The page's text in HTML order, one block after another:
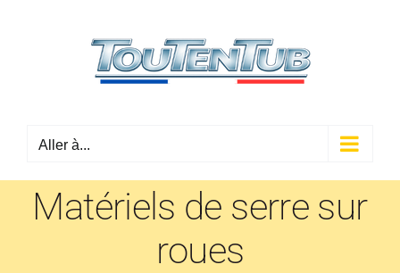
Aller à...
Matériels de serre sur
roues